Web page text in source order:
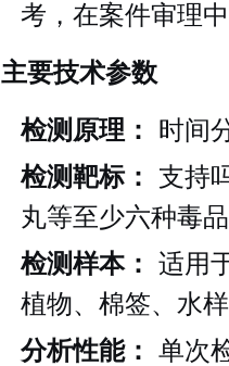
考，在案件审理
主要技术参数
检测原理：
时间
检测靶标：
支持
丸等至少六种毒
检测样本：
适用
植物、棉签、水
分析性能：
单次